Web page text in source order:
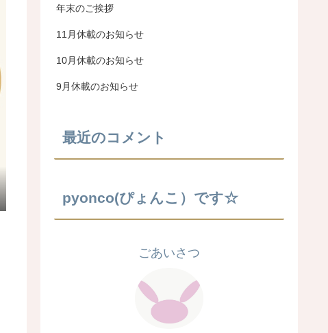
年末のご挨拶
11月休載のお知らせ
10月休載のお知らせ
9月休載のお知らせ
最近のコメント
pyonco(ぴょんこ）です☆
ごあいさつ